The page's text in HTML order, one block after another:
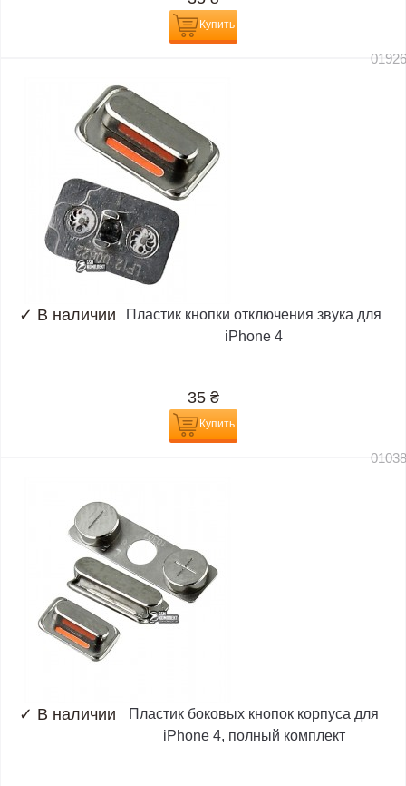
Купить
✓ В наличии
Пластик кнопки отключения звука для
iPhone 4
35 ₴
Купить
✓ В наличии
Пластик боковых кнопок корпуса для
iPhone 4, полный комплект